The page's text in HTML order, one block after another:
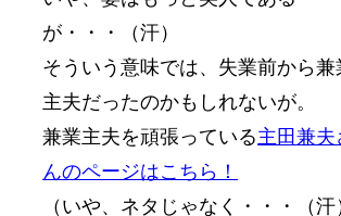
が・・・（汗）
そういう意味では、失業前から兼
主夫だったのかもしれないが。
兼業主夫を頑張っている主田兼夫
んのページはこちら！
（いや、ネタじゃなく・・・（汗